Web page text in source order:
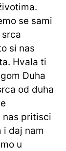
se sami
si nas
Hvala ti
Duha
od duha
nas pritisci
i daj nam
u